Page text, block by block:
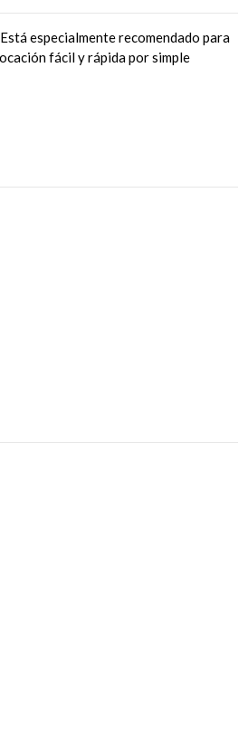
especialmente recomendado para
fácil y rápida por simple